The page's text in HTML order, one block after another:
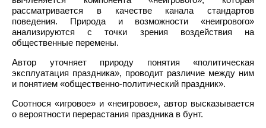
рассматривается в качестве канала стандартов
поведения. Природа и возможности «неигрового»
анализируются с точки зрения воздействия на
общественные перемены.
Автор уточняет природу понятия «политическая
эксплуатация праздника», проводит различие между ним
и понятием «общественно-политический праздник».
Соотнося «игровое» и «неигровое», автор высказывается
о вероятности перерастания праздника в бунт.